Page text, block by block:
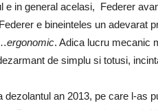
in general acelasi, Federer
e bineinteles un adevarat
ergonomic. Adica lucru mecanic
de simplu si totusi,
dezolantul an 2013, pe care l-